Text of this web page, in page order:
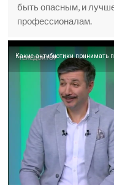
быть опасным, и
профессионалам.
Какие антибиотики принимать